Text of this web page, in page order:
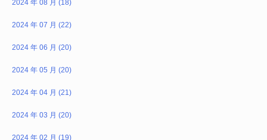
2024 年 08 月 (18)
2024 年 07 月 (22)
2024 年 06 月 (20)
2024 年 05 月 (20)
2024 年 04 月 (21)
2024 年 03 月 (20)
2024 年 02 月 (19)